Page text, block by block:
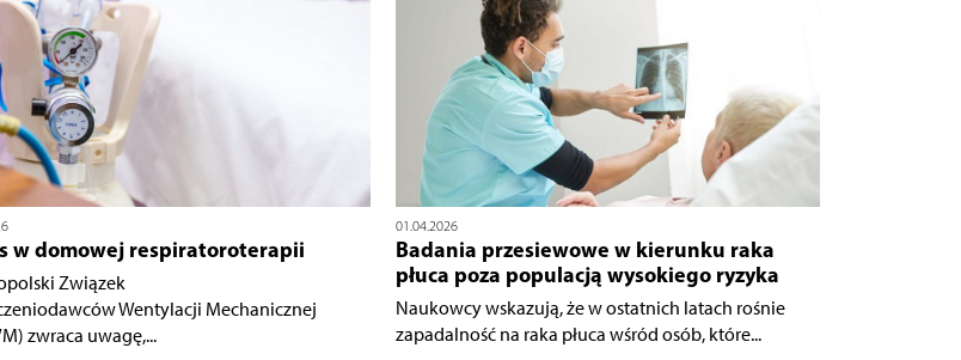
w domowej respiratoroterapii
Związek
Wentylacji Mechanicznej
zwraca uwagę,...
01.04.2026
Badania przesiewowe w kierunku raka
płuca poza populacją wysokiego ryzyka
Naukowcy wskazują, że w ostatnich latach rośnie
zapadalność na raka płuca wśród osób, które...